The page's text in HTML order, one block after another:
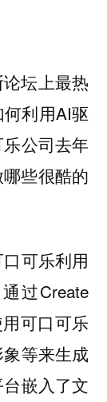
坛上最热
利用AI驱
公司去年
些很酷的
可乐利用
过Create
可口可乐
等来生成
嵌入了文